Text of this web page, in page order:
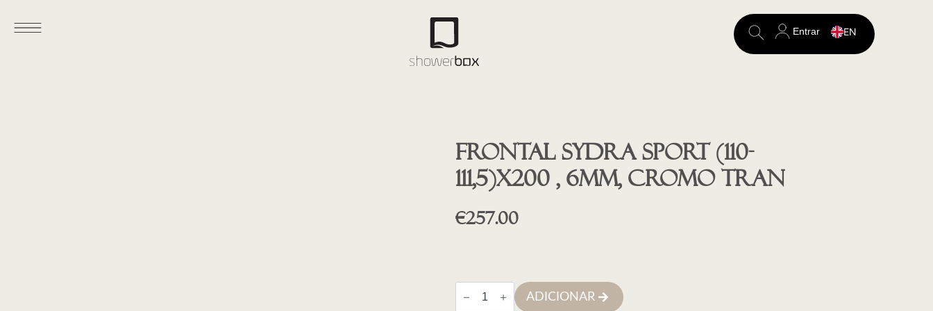
Search
Entrar EN
Frontal SYDRA SPORT (110-
111,5)X200 , 6MM, CROMO TRAN
€257.00
Quantidade
de
Frontal
ADICIONAR